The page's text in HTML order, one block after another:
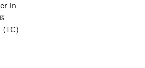
in
(TC)